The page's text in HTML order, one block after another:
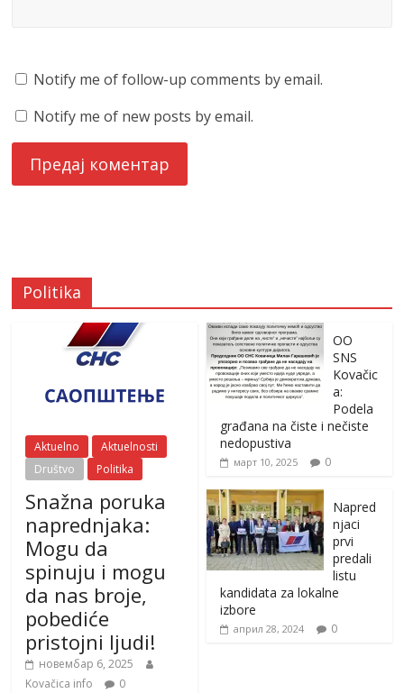
Notify me of follow-up comments by email.
Notify me of new posts by email.
Politika
Aktuelno
Aktuelnosti
Društvo
Politika
Snažna poruka
naprednjaka:
Mogu da
spinuju i mogu
da nas broje,
pobediće
pristojni ljudi!
новембар 6, 2025
Kovačica info
0
OO
SNS
Kovačic
a:
Podela
građana na čiste i nečiste
nedopustiva
март 10, 2025 0
Napred
njaci
prvi
predali
listu
kandidata za lokalne
izbore
април 28, 2024 0